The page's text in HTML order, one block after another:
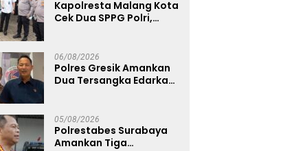
Kapolresta Malang Kota
Cek Dua SPPG Polri,
Pengelolaan Limbah
Berjalan Optimal
06/08/2026
Polres Gresik Amankan
Dua Tersangka Edarkan
05/08/2026
Polrestabes Surabaya
Amankan Tiga